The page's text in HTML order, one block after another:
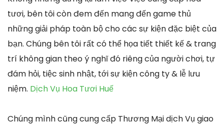
tươi, bên tôi còn đem đến mang đến game thủ
những giải pháp toàn bộ cho các sự kiện đặc biệt của
bạn. Chúng bên tôi rất có thể họa tiết thiết kế & trang
trí không gian theo ý nghĩ đó riêng của người chơi, tự
đám hỏi, tiệc sinh nhật, tới sự kiện công ty & lễ lưu
niệm. Dịch Vụ Hoa Tươi Huế
Chúng mình cũng cung cấp Thương Mại dịch Vụ giao